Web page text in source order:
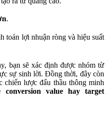
.
toán lợi nhuận ròng và hiệu suất
bạn sẽ xác định được nhóm từ
sự sinh lời. Đồng thời, đây còn
chiến lược đấu thầu thông minh
conversion value hay target